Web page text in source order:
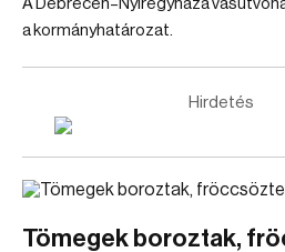
A Debrecen–Nyíregyháza
a kormányhatározat.
Hirdetés
Tömegek boroztak,